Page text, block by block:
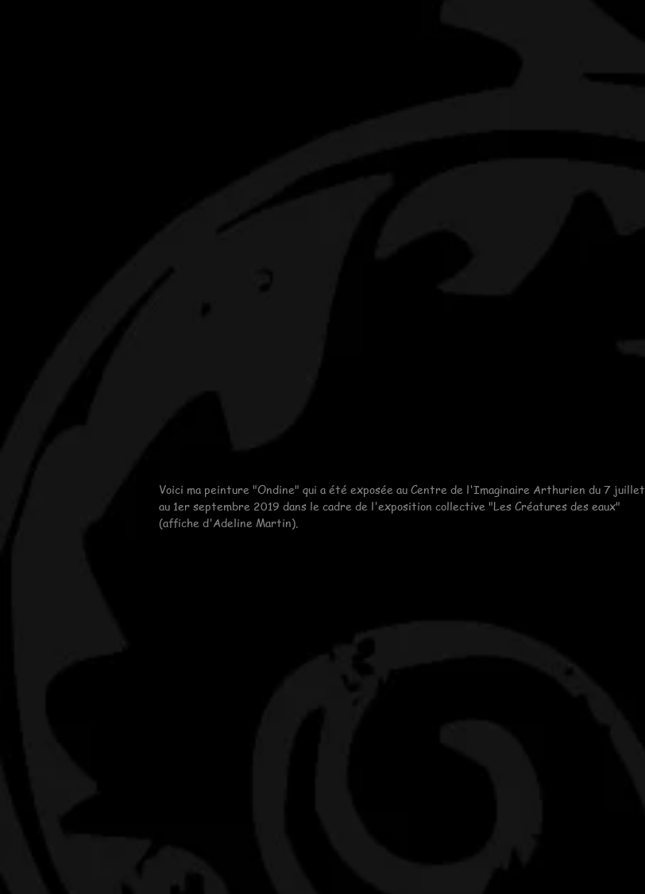
Voici ma peinture "Ondine" qui a été exposée au Centre de l'Imaginaire Arthurien du 7 juillet
au 1er septembre 2019 dans le cadre de l'exposition collective "Les Créatures des eaux"
(affiche d'Adeline Martin).